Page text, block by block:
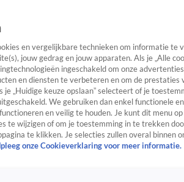
en vergelijkbare technieken om informatie te
jouw gedrag en jouw apparaten. Als je „Alle
ingeschakeld om onze
en diensten te verbeteren en om de prestaties
„Huidige keuze opslaan” selecteert of je
We gebruiken dan enkel functionele
en veilig te houden. Je kunt dit menu
te wijzigen of om je toestemming in te trekken
te klikken. Je selecties zullen overal binnen
onze Cookieverklaring voor meer informatie.